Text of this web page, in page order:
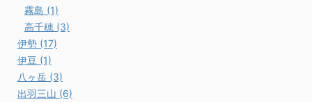
霧島 (1)
高千穂 (3)
伊勢 (17)
伊豆 (1)
八ヶ岳 (3)
出羽三山 (6)